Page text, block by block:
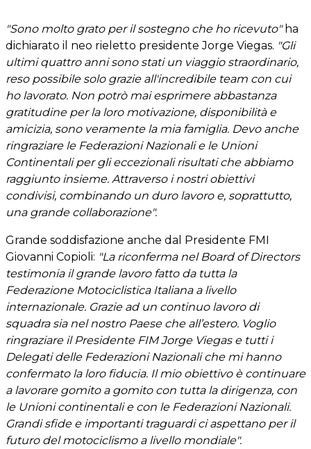
"Sono molto grato per il sostegno che ho ricevuto"ha
dichiarato il neo rieletto presidente Jorge Viegas. "Gli
ultimi quattro anni sono stati un viaggio straordinario,
reso possibile solo grazie all'incredibile team con cui
ho lavorato. Non potrò mai esprimere abbastanza
gratitudine per la loro motivazione, disponibilità e
amicizia, sono veramente la mia famiglia. Devo anche
ringraziare le Federazioni Nazionali e le Unioni
Continentali per gli eccezionali risultati che abbiamo
raggiunto insieme. Attraverso i nostri obiettivi
condivisi, combinando un duro lavoro e, soprattutto,
una grande collaborazione".
Grande soddisfazione anche dal Presidente FMI
Giovanni Copioli: "La riconferma nel Board of Directors
testimonia il grande lavoro fatto da tutta la
Federazione Motociclistica Italiana a livello
internazionale. Grazie ad un continuo lavoro di
squadra sia nel nostro Paese che all’estero. Voglio
ringraziare il Presidente FIM Jorge Viegas e tutti i
Delegati delle Federazioni Nazionali che mi hanno
confermato la loro fiducia. Il mio obiettivo è continuare
a lavorare gomito a gomito con tutta la dirigenza, con
le Unioni continentali e con le Federazioni Nazionali.
Grandi sfide e importanti traguardi ci aspettano per il
futuro del motociclismo a livello mondiale".